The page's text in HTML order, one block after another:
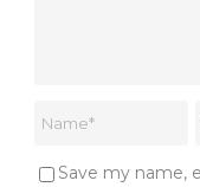
Save my name,